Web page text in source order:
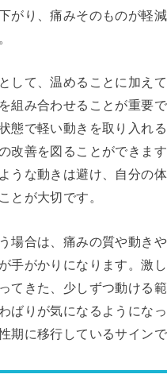
がり、痛みそのものが軽
して、温めることに加え
組み合わせることが重要
態で軽い動きを取り入れ
改善を図ることができます
うな動きは避け、自分の
とが大切です。
場合は、痛みの質や動き
手がかりになります。激
てきた、少しずつ動ける
ばりが気になるようにな
期に移行しているサインで